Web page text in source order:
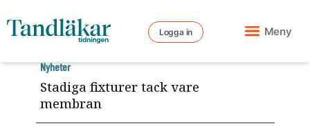
Logga in Meny
Stadiga fixturer tack vare
membran
Nyheter